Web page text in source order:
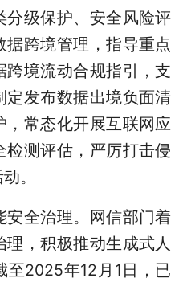
分级保护、安全风险评
跨境管理，指导重点
境流动合规指引，支
定发布数据出境负面清
常态化开展互联网应
检测评估，严厉打击侵
。
全治理。网信部门着
，积极推动生成式人
至2025年12月1日，已